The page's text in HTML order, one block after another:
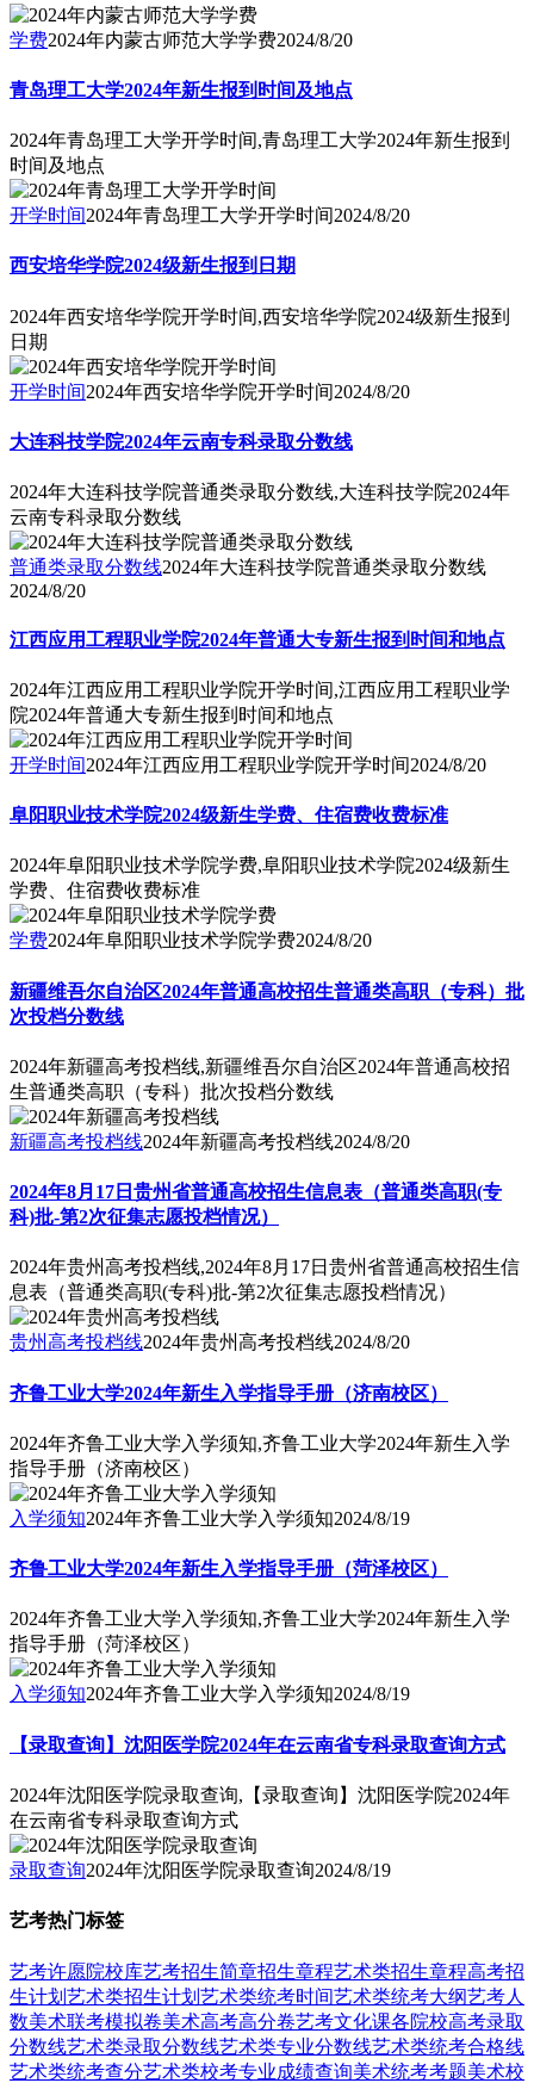
学费2024年内蒙古师范大学学费2024/8/20
青岛理工大学2024年新生报到时间及地点
2024年青岛理工大学开学时间,青岛理工大学2024年新生报到
时间及地点
开学时间2024年青岛理工大学开学时间2024/8/20
西安培华学院2024级新生报到日期
2024年西安培华学院开学时间,西安培华学院2024级新生报到
日期
开学时间2024年西安培华学院开学时间2024/8/20
大连科技学院2024年云南专科录取分数线
2024年大连科技学院普通类录取分数线,大连科技学院2024年
云南专科录取分数线
普通类录取分数线2024年大连科技学院普通类录取分数线
2024/8/20
江西应用工程职业学院2024年普通大专新生报到时间和地点
2024年江西应用工程职业学院开学时间,江西应用工程职业学
院2024年普通大专新生报到时间和地点
开学时间2024年江西应用工程职业学院开学时间2024/8/20
阜阳职业技术学院2024级新生学费、住宿费收费标准
2024年阜阳职业技术学院学费,阜阳职业技术学院2024级新生
学费、住宿费收费标准
学费2024年阜阳职业技术学院学费2024/8/20
新疆维吾尔自治区2024年普通高校招生普通类高职（专科）批
次投档分数线
2024年新疆高考投档线,新疆维吾尔自治区2024年普通高校招
生普通类高职（专科）批次投档分数线
新疆高考投档线2024年新疆高考投档线2024/8/20
2024年8月17日贵州省普通高校招生信息表（普通类高职(专
科)批-第2次征集志愿投档情况）
2024年贵州高考投档线,2024年8月17日贵州省普通高校招生信
息表（普通类高职(专科)批-第2次征集志愿投档情况）
贵州高考投档线2024年贵州高考投档线2024/8/20
齐鲁工业大学2024年新生入学指导手册（济南校区）
2024年齐鲁工业大学入学须知,齐鲁工业大学2024年新生入学
指导手册（济南校区）
入学须知2024年齐鲁工业大学入学须知2024/8/19
齐鲁工业大学2024年新生入学指导手册（菏泽校区）
2024年齐鲁工业大学入学须知,齐鲁工业大学2024年新生入学
指导手册（菏泽校区）
入学须知2024年齐鲁工业大学入学须知2024/8/19
【录取查询】沈阳医学院2024年在云南省专科录取查询方式
2024年沈阳医学院录取查询,【录取查询】沈阳医学院2024年
在云南省专科录取查询方式
录取查询2024年沈阳医学院录取查询2024/8/19
艺考热门标签
艺考许愿院校库艺考招生简章招生章程艺术类招生章程高考招
生计划 艺术类招生计划 艺术类统考时间艺术类统考大纲艺考人
数美术联考模拟卷美术高考高分卷艺考文化课各院校高考录取
分数线艺术类录取分数线艺术类专业分数线艺术类统考合格线
艺术类统考查分艺术类校考专业成绩查询美术统考考题美术校